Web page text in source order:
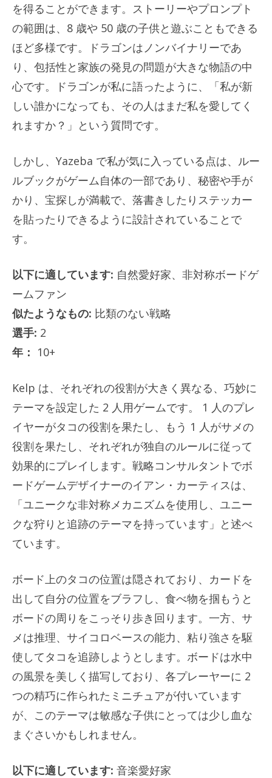
を得ることができます。ストーリーやプロンプト
の範囲は、8 歳や 50 歳の子供と遊ぶこともできる
ほど多様です。ドラゴンはノンバイナリーであ
り、包括性と家族の発見の問題が大きな物語の中
心です。ドラゴンが私に語ったように、「私が新
しい誰かになっても、その人はまだ私を愛してく
れますか？」という質問です。
しかし、Yazeba で私が気に入っている点は、ルー
ルブックがゲーム自体の一部であり、秘密や手が
かり、宝探しが満載で、落書きしたりステッカー
を貼ったりできるように設計されていることで
す。
以下に適しています: 自然愛好家、非対称ボードゲ
ームファン
似たようなもの: 比類のない戦略
選手: 2
年： 10+
Kelp は、それぞれの役割が大きく異なる、巧妙に
テーマを設定した 2 人用ゲームです。 1 人のプレ
イヤーがタコの役割を果たし、もう 1 人がサメの
役割を果たし、それぞれが独自のルールに従って
効果的にプレイします。戦略コンサルタントでボ
ードゲームデザイナーのイアン・カーティスは、
「ユニークな非対称メカニズムを使用し、ユニー
クな狩りと追跡のテーマを持っています」と述べ
ています。
ボード上のタコの位置は隠されており、カードを
出して自分の位置をブラフし、食べ物を掴もうと
ボードの周りをこっそり歩き回ります。一方、サ
メは推理、サイコロベースの能力、粘り強さを駆
使してタコを追跡しようとします。ボードは水中
の風景を美しく描写しており、各プレーヤーに 2
つの精巧に作られたミニチュアが付いています
が、このテーマは敏感な子供にとっては少し血な
まぐさいかもしれません。
以下に適しています: 音楽愛好家